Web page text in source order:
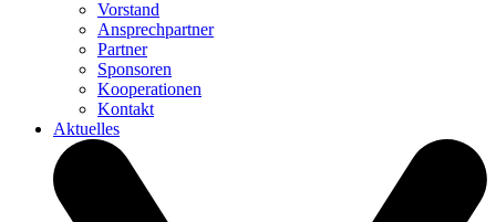
Vorstand
Ansprechpartner
Partner
Sponsoren
Kooperationen
Kontakt
Aktuelles